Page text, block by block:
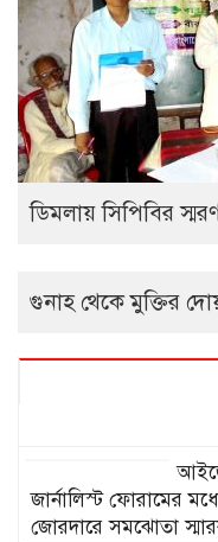
ডিমলায় সিপিবির
গুনাহ থেকে মুক্তির
জার্নালিস্ট ফোরামের
জোরদারে সমঝোতা